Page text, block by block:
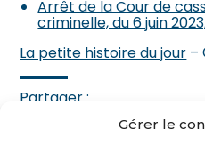
Gérer le
Arrêt de la Cour de
criminelle, du 6 juin
La petite histoire du jour –
Partager :